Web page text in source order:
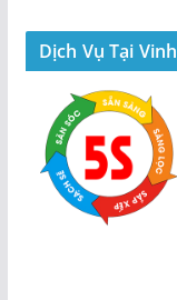
Dịch Vụ Tại Vinh